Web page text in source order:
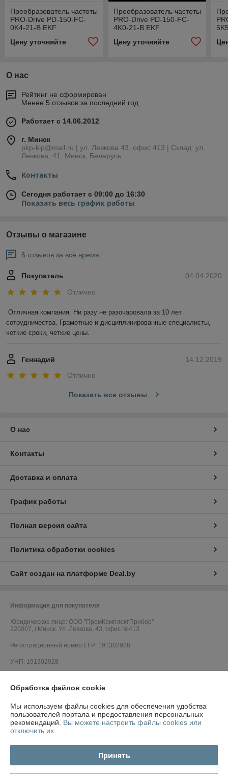
Преобразователь частоты
PRO-Drive PD-150-FC-
0K4-21-B EKF
Цену уточняйте
Преобразователь частоты
PRO-Drive PD-150-FC-
4K0-21-B EKF
Цену уточняйте
О нас
Рейтинг не сформирован
Менее 5 отзывов за последний год
Работает с 14.06.2012
г. Минск
pkp-kip@mail.ru | ул. Левкова 43, офис 413 | Склад: ул.
Левкова, 41, Минск, Беларусь
Контакты
Сегодня работает с 09:00 до 16:30
Показать весь график работы
Отзывы о магазине
6 отзывов за всё время
04.04.2020
Покупатель
Отлично
Отличная компания. Ни разу не разочаровала за 10 лет
сотрудничества. Грамотные и дисциплинированные специалисты,
четкие сроки, четкие цены.
14.12.2019
Геннадий
Отлично
Показать все отзывы
О нас
Контакты
Доставка и оплата
График работы
Полная версия сайта
Политика обработки cookies
Сайт создан на платформе Deal.by
Информация для покупателя
Юридическое лицо: ООО "ПромКомплектПрибор"
220007, г.Минск. Ул. Левкова, 43, офис №413
Регистрационный номер ЕГР: 191302928
УНП: 191302928
Ссылка на свидетельство/лицензию
Ссылка на свидетельство/лицензию
Ссылка на свидетельство/лицензию
Ссылка на свидетельство/лицензию
Обработка файлов cookie
Мы используем файлы cookies для обеспечения удобства
пользователей портала и предоставления персональных
рекомендаций. Вы можете настроить файлы cookies или
отключить их.
Принять